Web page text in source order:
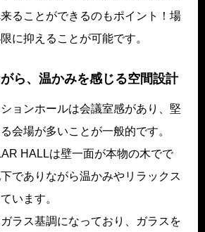
ることができるのもポイント！場
に抑えることが可能です。
ら、温かみを感じる空間設計
ョンホールは会議室感があり、堅
会場が多いことが一般的です。
HALLは壁一面が本物の木でで
でありながら温かみやリラックス
います。
ラス基調になっており、ガラスを